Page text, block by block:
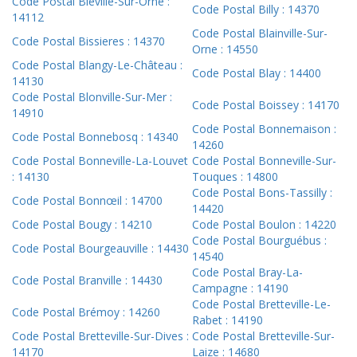
14112
Code Postal Billy : 14370
Code Postal Bissieres : 14370
Code Postal Blainville-Sur-
Orne : 14550
Code Postal Blangy-Le-Château :
14130
Code Postal Blay : 14400
Code Postal Blonville-Sur-Mer :
14910
Code Postal Boissey : 14170
Code Postal Bonnebosq : 14340
Code Postal Bonnemaison :
14260
Code Postal Bonneville-La-Louvet
: 14130
Code Postal Bonneville-Sur-
Touques : 14800
Code Postal Bonnœil : 14700
Code Postal Bons-Tassilly :
14420
Code Postal Bougy : 14210
Code Postal Boulon : 14220
Code Postal Bourgeauville : 14430
Code Postal Bourguébus :
14540
Code Postal Branville : 14430
Code Postal Bray-La-
Campagne : 14190
Code Postal Brémoy : 14260
Code Postal Bretteville-Le-
Rabet : 14190
Code Postal Bretteville-Sur-Dives :
14170
Code Postal Bretteville-Sur-
Laize : 14680